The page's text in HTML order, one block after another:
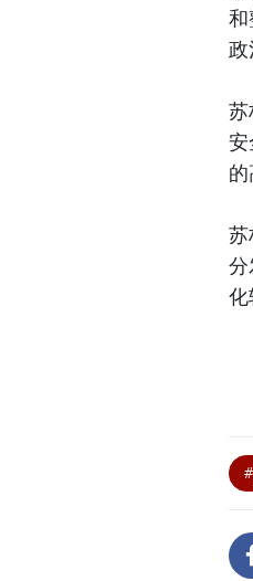
和
政
苏
安
的
苏
分
化